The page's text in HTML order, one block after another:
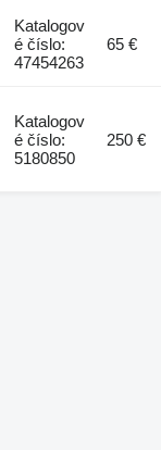
Katalogov
é číslo:
47454263
65 €
Katalogov
é číslo:
5180850
250 €